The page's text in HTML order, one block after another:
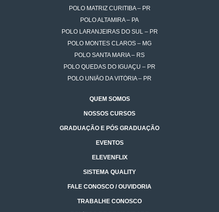
POLO MATRIZ CURITIBA – PR
POLO ALTAMIRA – PA
POLO LARANJEIRAS DO SUL – PR
POLO MONTES CLAROS – MG
POLO SANTA MARIA – RS
POLO QUEDAS DO IGUAÇU – PR
POLO UNIÃO DA VITÓRIA – PR
QUEM SOMOS
NOSSOS CURSOS
GRADUAÇÃO E PÓS GRADUAÇÃO
EVENTOS
ELEVENFLIX
SISTEMA QUALITY
FALE CONOSCO / OUVIDORIA
TRABALHE CONOSCO